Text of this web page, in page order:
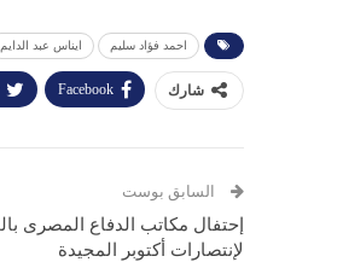
احمد فؤاد سليم ايناس عبد الدايم
شارك Facebook
السابق بوست
لإنتصارات أكتوبر المجيدة